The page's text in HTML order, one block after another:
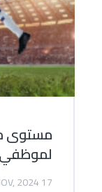
مستوى
17 NOV, 2024